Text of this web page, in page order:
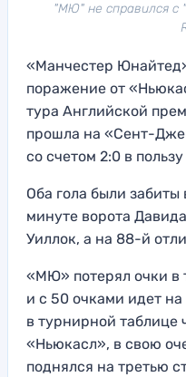
"МЮ" не справился с
«Манчестер
поражение от
тура Английской
прошла на «Сент-
со счетом 2:0 в
Оба гола были
минуте ворота
Уиллок, а на 88-й
«МЮ» потерял очки в
и с 50 очками идет
в турнирной таблице
«Ньюкасл», в свою
поднялся на третью